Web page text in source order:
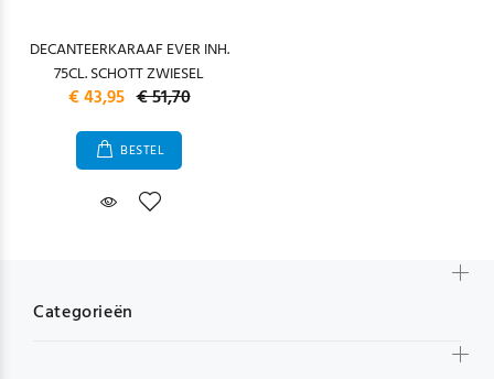
DECANTEERKARAAF EVER INH.
75CL. SCHOTT ZWIESEL
€ 43,95 € 51,70
BESTEL
Categorieën